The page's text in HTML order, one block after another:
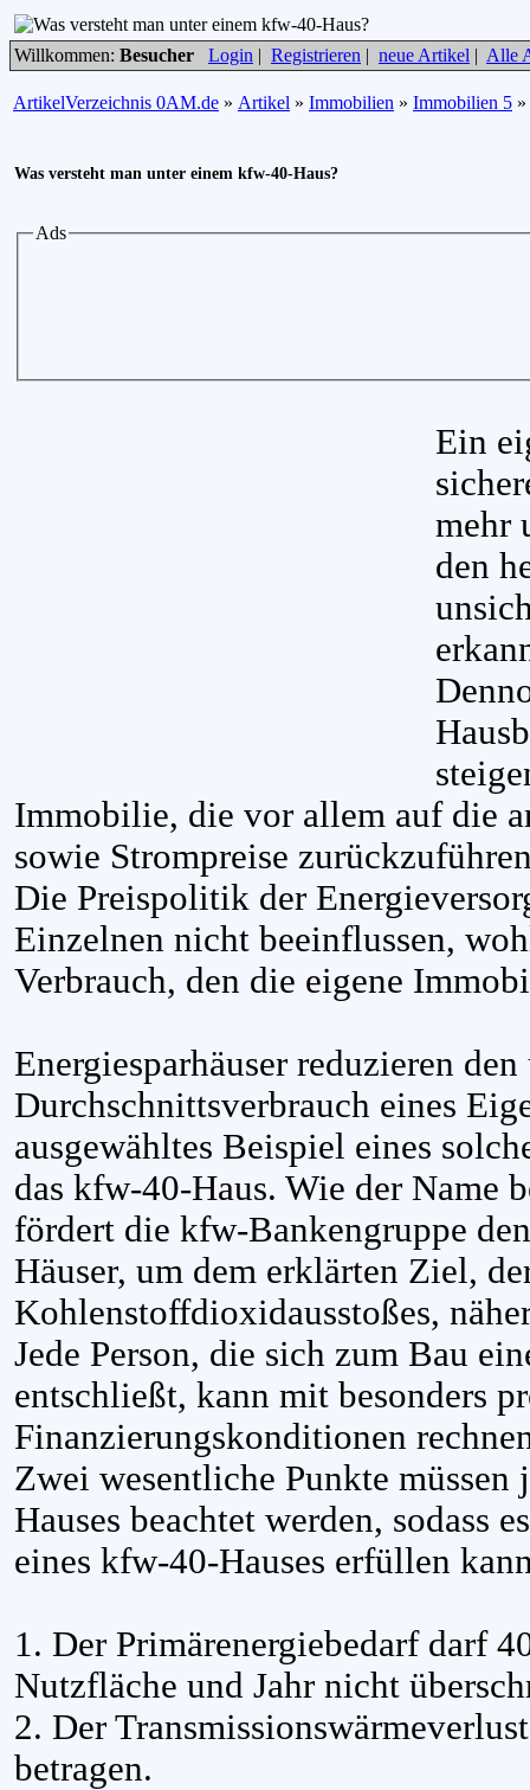
Willkommen: Besucher Login | Registrieren | neue Artikel | Alle
ArtikelVerzeichnis 0AM.de » Artikel » Immobilien » Immobilien 5 »
Was versteht man unter einem kfw-40-Haus?
Ads
Ein
mehr
den
Immobilie, die vor allem auf die
sowie Strompreise
Die Preispolitik der
Einzelnen nicht beeinflussen,
Verbrauch, den die eigene
Energiesparhäuser reduzieren
Durchschnittsverbrauch eines
ausgewähltes Beispiel eines
das kfw-40-Haus. Wie der Name
fördert die kfw-Bankengruppe
Häuser, um dem erklärten Ziel,
Kohlenstoffdioxidausstoßes,
Jede Person, die sich zum Bau
entschließt, kann mit besonders
Finanzierungskonditionen
Zwei wesentliche Punkte müssen
Hauses beachtet werden, sodass
eines kfw-40-Hauses erfüllen
1. Der Primärenergiebedarf darf
Nutzfläche und Jahr nicht
2. Der
betragen.